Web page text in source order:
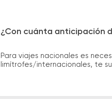
¿Con cuánta anticipación
Para viajes nacionales es
limítrofes/internacionales, te